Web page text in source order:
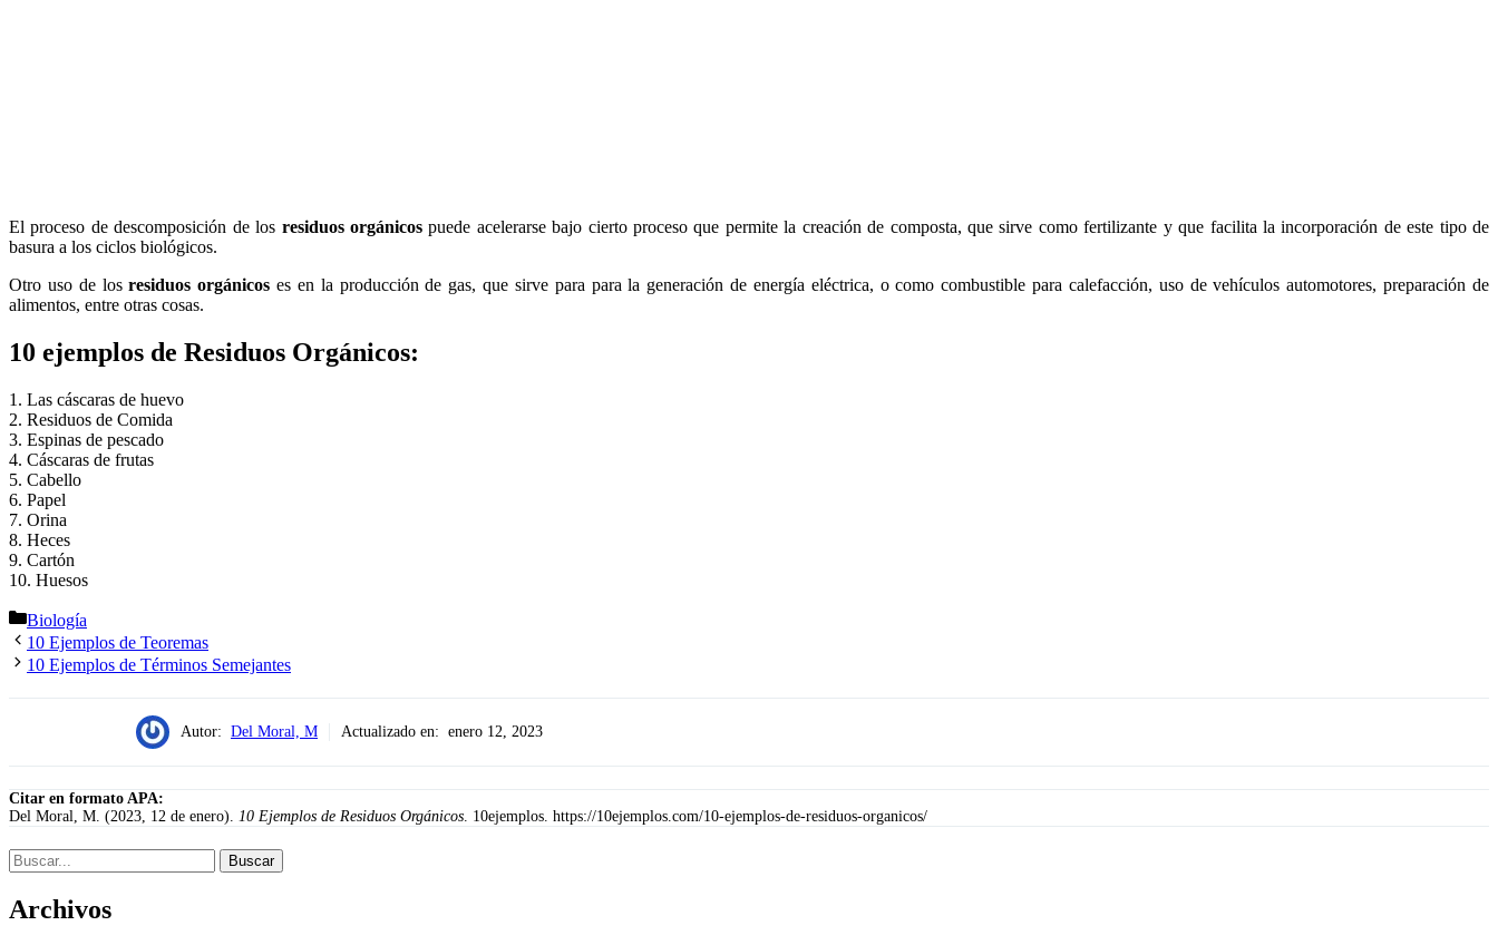
El proceso de descomposición de los residuos orgánicospuede acelerarse bajo cierto proceso que permite la creación de composta, que sirve como fertilizante y que facilita la incorporación de este tipo de
basura a los ciclos biológicos.
Otro uso de losresiduos orgánicos es en la producción de gas, que sirve para para la generación de energía eléctrica, o como combustible para calefacción, uso de vehículos automotores, preparación de
alimentos, entre otras cosas.
10 ejemplos de Residuos Orgánicos:
1. Las cáscaras de huevo
2. Residuos de Comida
3. Espinas de pescado
4. Cáscaras de frutas
5. Cabello
6. Papel
7. Orina
8. Heces
9. Cartón
10. Huesos
Categorías
Biología
10 Ejemplos de Teoremas
10 Ejemplos de Términos Semejantes
Autor: Del Moral, M Actualizado en: enero 12, 2023
Citar en formato APA:
Del Moral, M. (2023, 12 de enero).
10 Ejemplos de Residuos Orgánicos . 10ejemplos. https://10ejemplos.com/10-ejemplos-de-residuos-organicos/
Buscar:
Archivos